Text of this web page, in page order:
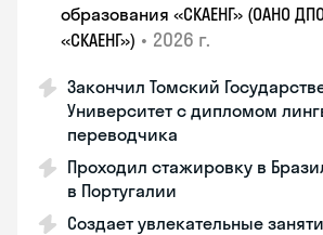
образования «СКАЕНГ» (ОАНО
«СКАЕНГ») • 2026 г.
Закончил Томский
Университет с дипломом
переводчика
Проходил стажировку в
в Португалии
Создает увлекательные